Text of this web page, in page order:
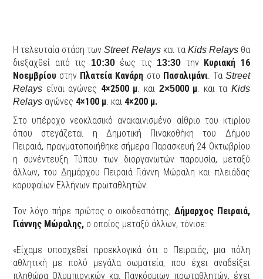
Η τελευταία στάση τωνStreet Relaysκαι τα Kids Relaysθα
διεξαχθεί από τις
10:30έως τις 13:30 την Κυριακή 16
Νοεμβρίου στην Πλατεία Κανάρη στο Πασαλιμάνι. Τα Street
Relays είναι αγώνες 4×2500 μ . και 2×5000μ . και τα Kids
Relays αγώνες 4×100 μ . και 4×200 μ.
Στο υπέροχο νεοκλασικό ανακαινισμένο αίθριο του κτιρίου
όπου στεγάζεται η Δημοτική Πινακοθήκη του Δήμου
Πειραιά, πραγματοποιήθηκε σήμερα Παρασκευή 24 Οκτωβρίου
η συνέντευξη Τύπου των διοργανωτών παρουσία, μεταξύ
άλλων, του Δημάρχου Πειραιά Γιάννη Μώραλη και πλειάδας
κορυφαίων Ελλήνων πρωταθλητών.
Τον λόγο πήρε πρώτος ο οικοδεσπότης, Δήμαρχος Πειραιά,
Γιάννης Μώραλης, ο οποίος μεταξύ άλλων, τόνισε:
«Είχαμε υποσχεθεί προεκλογικά ότι ο Πειραιάς, μια πόλη
αθλητική με πολύ μεγάλα σωματεία, που έχει αναδείξει
πληθώρα Ολυμπιονικών και Παγκόσμιων πρωταθλητών, έχει